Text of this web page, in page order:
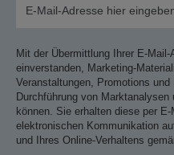
Mit der Übermittlung Ihrer E-
einverstanden, Marketing-
Veranstaltungen, Promotions
Durchführung von
können. Sie erhalten diese per
elektronischen Kommunikation
und Ihres Online-Verhaltens